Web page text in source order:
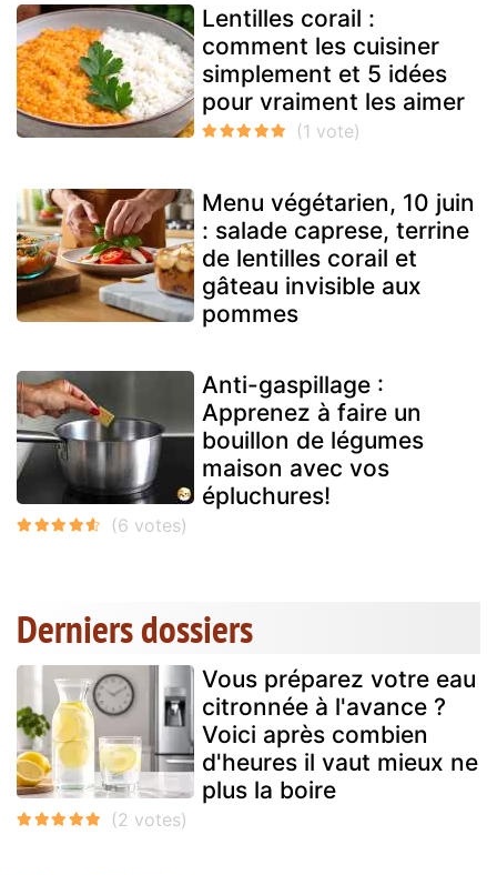
Lentilles corail :
comment les cuisiner
simplement et 5 idées
pour vraiment les aimer
Menu végétarien, 10 juin
: salade caprese, terrine
de lentilles corail et
gâteau invisible aux
pommes
Anti-gaspillage :
Apprenez à faire un
bouillon de légumes
maison avec vos
épluchures!
Derniers dossiers
Vous préparez votre eau
citronnée à l'avance ?
Voici après combien
d'heures il vaut mieux ne
plus la boire